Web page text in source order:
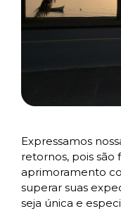
Expressamos
retornos, pois são
aprimoramento
superar suas
seja única e